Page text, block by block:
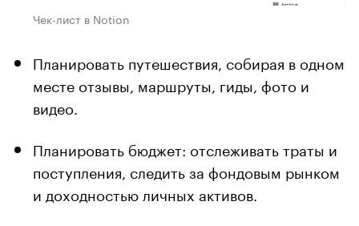
Чек-лист в Notion
Планировать путешествия, собирая в одном
месте отзывы, маршруты, гиды, фото и
видео.
Планировать бюджет: отслеживать траты и
поступления, следить за фондовым рынком
и доходностью личных активов.